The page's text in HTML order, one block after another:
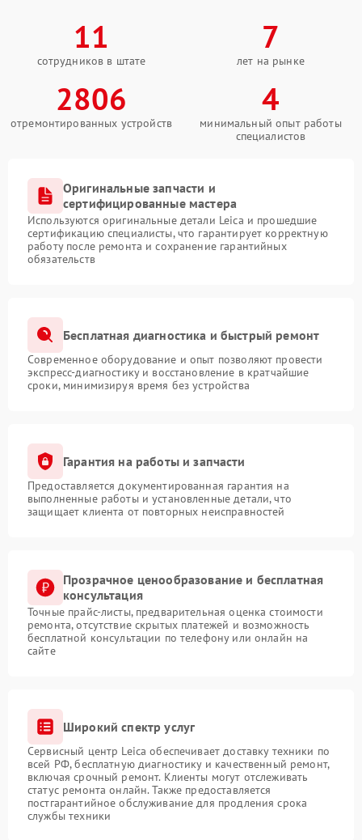
11
сотрудников в штате
7
лет на рынке
2806
отремонтированных устройств
4
минимальный опыт работы
специалистов
Оригинальные запчасти и
сертифицированные мастера
Используются оригинальные детали Leica и прошедшие
сертификацию специалисты, что гарантирует корректную
работу после ремонта и сохранение гарантийных
обязательств
Бесплатная диагностика и быстрый ремонт
Современное оборудование и опыт позволяют провести
экспресс-диагностику и восстановление в кратчайшие
сроки, минимизируя время без устройства
Гарантия на работы и запчасти
Предоставляется документированная гарантия на
выполненные работы и установленные детали, что
защищает клиента от повторных неисправностей
Прозрачное ценообразование и бесплатная
консультация
Точные прайс-листы, предварительная оценка стоимости
ремонта, отсутствие скрытых платежей и возможность
бесплатной консультации по телефону или онлайн на
сайте
Широкий спектр услуг
Сервисный центр Leica обеспечивает доставку техники по
всей РФ, бесплатную диагностику и качественный ремонт,
включая срочный ремонт. Клиенты могут отслеживать
статус ремонта онлайн. Также предоставляется
постгарантийное обслуживание для продления срока
службы техники